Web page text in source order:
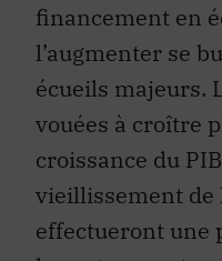
financement en
l’augmenter se
écueils majeurs.
vouées à croître
croissance du
vieillissement de
effectueront une